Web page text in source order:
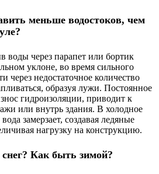
меньше водостоков, чем
воды через парапет или бортик
уклоне, во время сильного
через недостаточное количество
образуя лужи. Постоянное
гидроизоляции, приводит к
или внутрь здания. В холодное
замерзает, создавая ледяные
нагрузку на конструкцию.
Как быть зимой?